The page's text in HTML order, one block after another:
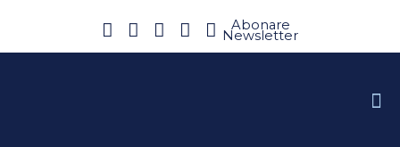
Abonare
Newsletter